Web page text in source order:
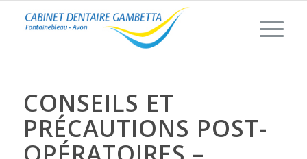
CONSEILS ET
PRÉCAUTIONS POST-